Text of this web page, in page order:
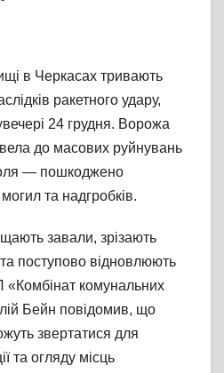
в Черкасах тривають
ракетного удару,
24 грудня. Ворожа
до масових руйнувань
— пошкоджено
та надгробків.
завали, зрізають
поступово відновлюють
«Комбінат комунальних
Бейн повідомив, що
звертатися для
та огляду місць